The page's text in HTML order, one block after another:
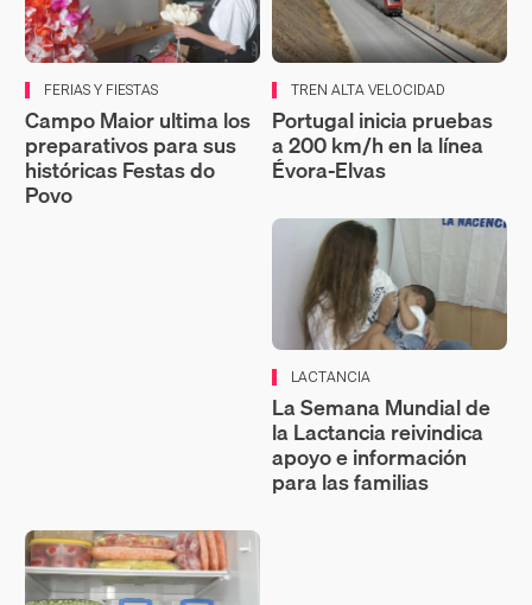
FERIAS Y FIESTAS
Campo Maior ultima los
preparativos para sus
históricas Festas do
Povo
TREN ALTA VELOCIDAD
Portugal inicia pruebas
a 200 km/h en la línea
Évora-Elvas
LACTANCIA
La Semana Mundial de
la Lactancia reivindica
apoyo e información
para las familias